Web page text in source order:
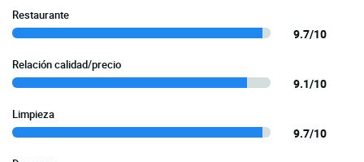
Restaurante
9.7/10
Relación calidad/precio
9.1/10
Limpieza
9.7/10